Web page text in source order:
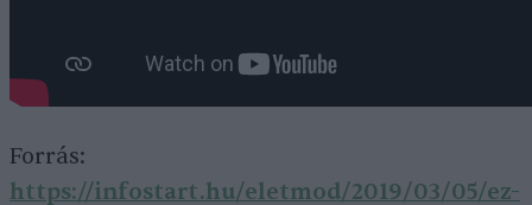
Forrás:
https://infostart.hu/eletmod/2019/03/05/ez-